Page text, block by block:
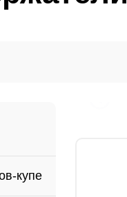
купе